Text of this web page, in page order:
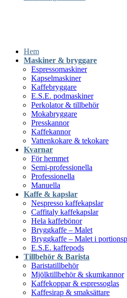
Hem
Maskiner & bryggare
Espressomaskiner
Kapselmaskiner
Kaffebryggare
E.S.E. podmaskiner
Perkolator & tillbehör
Mokabryggare
Presskannor
Kaffekannor
Vattenkokare & tekokare
Kvarnar
För hemmet
Semi-professionella
Professionella
Manuella
Kaffe & kapslar
Nespresso kaffekapslar
Caffitaly kaffekapslar
Hela kaffebönor
Bryggkaffe – Malet
Bryggkaffe – Malet i
E.S.E. kaffepods
Tillbehör & Barista
Baristatillbehör
Mjölktillbehör & skumkannor
Kaffekoppar & espressoglas
Kaffesirap & smaksättare